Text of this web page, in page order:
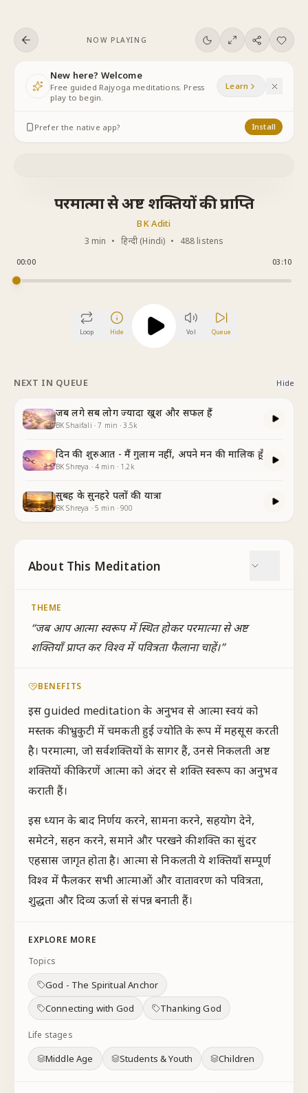
NOW PLAYING
New here? Welcome
Free guided Rajyoga meditations. Press
play to begin.
Learn
Prefer the native app? Install
परमात्मा से अष्ट शक्तियों की प्राप्ति
BK Aditi
3 min • हिन्दी (Hindi) • 488 listens
00:00 03:10
Loop Hide Vol Queue
NEXT IN QUEUE Hide
जब लगे सब लोग ज्यादा खुश और सफल हैं
BK Shaifali ·7 min ·3.5k
दिन की शुरुआत - मैं गुलाम नहीं, अपने मन की मालिक हूँ
BK Shreya · 4 min · 1.2k
सुबह के सुनहरे पलों की यात्रा
BK Shreya · 5 min ·900
About This Meditation
THEME
“जब आप आत्मा स्वरूप में स्थित होकर परमात्मा से अष्ट
शक्तियाँ प्राप्त कर विश्व में पवित्रता फैलाना चाहें।”
BENEFITS
इस guided meditation के अनुभव से आत्मा स्वयं को
मस्तक की भ्रुकुटी में चमकती हुई ज्योति के रूप में महसूस करती
है। परमात्मा, जो सर्वशक्तियों के सागर हैं, उनसे निकलती अष्ट
शक्तियों की किरणें आत्मा को अंदर से शक्ति स्वरूप का अनुभव
कराती हैं।
इस ध्यान के बाद निर्णय करने, सामना करने, सहयोग देने,
समेटने, सहन करने, समाने और परखने की शक्ति का सुंदर
एहसास जागृत होता है। आत्मा से निकलती ये शक्तियाँ सम्पूर्ण
विश्व में फैलकर सभी आत्माओं और वातावरण को पवित्रता,
शुद्धता और दिव्य ऊर्जा से संपन्न बनाती हैं।
EXPLORE MORE
Topics
God - The Spiritual Anchor
Connecting with God
Thanking God
Life stages
Middle Age Students & Youth Children